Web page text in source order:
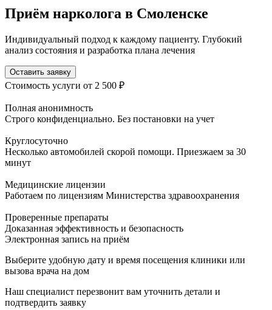
Приём нарколога в Смоленске
Индивидуальный подход к каждому пациенту. Глубокий
анализ состояния и разработка плана лечения
Оставить заявку
Стоимость услуги от 2 500 ₽
Полная анонимность
Строго конфиденциально. Без постановки на учет
Круглосуточно
Несколько автомобилей скорой помощи. Приезжаем за 30
минут
Медицинские лицензии
Работаем по лицензиям Министерства здравоохранения
Проверенные препараты
Доказанная эффективность и безопасность
Электронная запись на приём
Выберите удобную дату и время посещения клиники или
вызова врача на дом
Наш специалист перезвонит вам уточнить детали и
подтвердить заявку